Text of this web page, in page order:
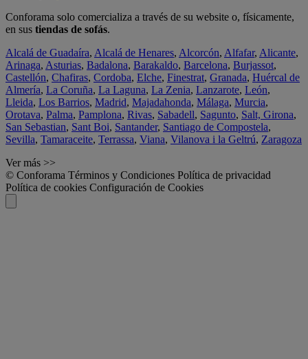
Conforama solo comercializa a través de su website o, físicamente,
en sus tiendas de sofás.
Alcalá de Guadaíra, Alcalá de Henares, Alcorcón, Alfafar, Alicante,
Arinaga, Asturias, Badalona, Barakaldo, Barcelona, Burjassot,
Castellón, Chafiras, Cordoba, Elche, Finestrat, Granada, Huércal de
Almería, La Coruña, La Laguna, La Zenia, Lanzarote, León,
Lleida, Los Barrios, Madrid, Majadahonda, Málaga, Murcia,
Orotava, Palma, Pamplona, Rivas, Sabadell, Sagunto, Salt, Girona,
San Sebastian, Sant Boi, Santander, Santiago de Compostela,
Sevilla, Tamaraceite, Terrassa, Viana, Vilanova i la Geltrú, Zaragoza
Ver más >>
© Conforama Términos y Condiciones Política de privacidad
Política de cookies Configuración de Cookies